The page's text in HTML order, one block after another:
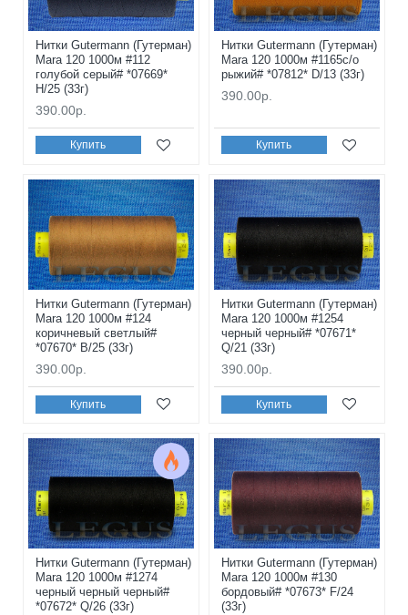
Нитки Gutermann (Гутерман)
Mara 120 1000м #112
голубой серый# *07669*
H/25 (33г)
390.00р.
Купить
Нитки Gutermann (Гутерман)
Mara 120 1000м #1165с/о
рыжий# *07812* D/13 (33г)
390.00р.
Купить
Нитки Gutermann (Гутерман)
Mara 120 1000м #124
коричневый светлый#
*07670* B/25 (33г)
390.00р.
Купить
Нитки Gutermann (Гутерман)
Mara 120 1000м #1254
черный черный# *07671*
Q/21 (33г)
390.00р.
Купить
Нитки Gutermann (Гутерман)
Mara 120 1000м #1274
черный черный черный#
*07672* Q/26 (33г)
Нитки Gutermann (Гутерман)
Mara 120 1000м #130
бордовый# *07673* F/24
(33г)